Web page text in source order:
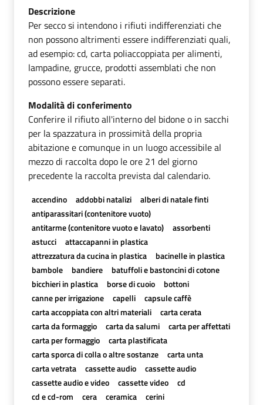
Descrizione
Per secco si intendono i rifiuti indifferenziati che
non possono altrimenti essere indifferenziati quali,
ad esempio: cd, carta poliaccoppiata per alimenti,
lampadine, grucce, prodotti assemblati che non
possono essere separati.
Modalità di conferimento
Conferire il rifiuto all'interno del bidone o in sacchi
per la spazzatura in prossimità della propria
abitazione e comunque in un luogo accessibile al
mezzo di raccolta dopo le ore 21 del giorno
precedente la raccolta prevista dal calendario.
accendino addobbi natalizi
alberi di natale finti
antiparassitari (contenitore vuoto)
antitarme (contenitore vuoto e lavato)
assorbenti
astucci
attaccapanni in plastica
attrezzatura da cucina in plastica
bacinelle in plastica
bambole
bandiere
batuffoli e bastoncini di cotone
bicchieri in plastica
borse di cuoio
bottoni
canne per irrigazione
capelli
capsule caffè
carta accoppiata con altri materiali
carta cerata
carta da formaggio
carta da salumi
carta per affettati
carta per formaggio
carta plastificata
carta sporca di colla o altre sostanze
carta unta
carta vetrata
cassette audio
cassette audio
cassette audio e video
cassette video
cd
cd e cd-rom
cera ceramica
cerini